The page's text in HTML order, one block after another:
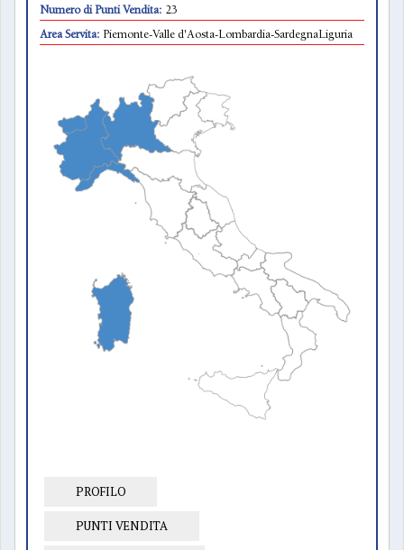
Numero di Punti Vendita: 23
Area Servita: Piemonte-Valle d'Aosta-Lombardia-SardegnaLiguria
PROFILO
PUNTI VENDITA